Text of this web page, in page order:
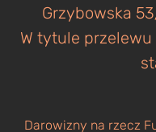
Grzybowska
W tytule przelewu
Darowizny na rzecz